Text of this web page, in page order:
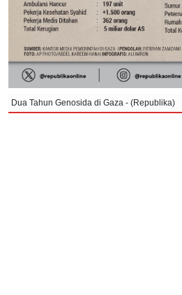
Dua Tahun Genosida di Gaza - (Republika)